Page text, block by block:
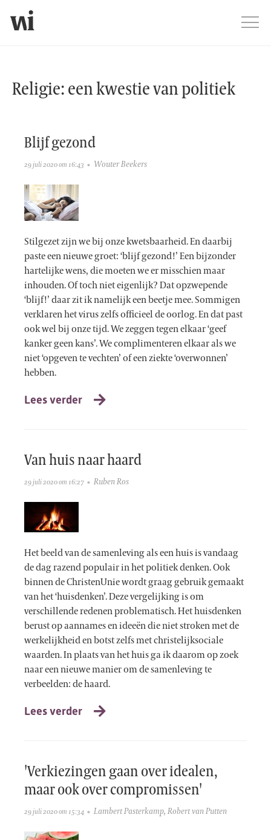
Weblog Groen 2020-2
Religie: een kwestie van politiek
Blijf gezond
29 juli 2020 om 16:43 Wouter Beekers
Stilgezet zijn we bij onze kwetsbaarheid. En daarbij
paste een nieuwe groet: ‘blijf gezond!’ Een bijzonder
hartelijke wens, die moeten we er misschien maar
inhouden. Of toch niet eigenlijk? Dat opzwepende
‘blijf!’ daar zit ik namelijk een beetje mee. Sommigen
verklaren het virus zelfs officieel de oorlog. En dat past
ook wel bij onze tijd. We zeggen tegen elkaar ‘geef
kanker geen kans’. We complimenteren elkaar als we
niet ‘opgeven te vechten’ of een ziekte ‘overwonnen’
hebben.
Lees verder
Van huis naar haard
29 juli 2020 om 16:27 Ruben Ros
Het beeld van de samenleving als een huis is vandaag
de dag razend populair in het politiek denken. Ook
binnen de ChristenUnie wordt graag gebruik gemaakt
van het ‘huisdenken’. Deze vergelijking is om
verschillende redenen problematisch. Het huisdenken
berust op aannames en ideeën die niet stroken met de
werkelijkheid en botst zelfs met christelijksociale
waarden. In plaats van het huis ga ik daarom op zoek
naar een nieuwe manier om de samenleving te
verbeelden: de haard.
Lees verder
'Verkiezingen gaan over idealen,
maar ook over compromissen'
29 juli 2020 om 15:34 Lambert Pasterkamp, Robert van Putten